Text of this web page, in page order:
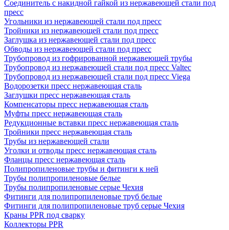
Соединитель с накидной гайкой из нержавеющей стали под
пресс
Угольники из нержавеющей стали под пресс
Тройники из нержавеющей стали под пресс
Заглушка из нержавеющей стали под пресс
Обводы из нержавеющей стали под пресс
Трубопровод из гофрированной нержавеющей трубы
Трубопровод из нержавеющей стали под пресс Valtec
Трубопровод из нержавеющей стали под пресс Viega
Водорозетки пресс нержавеющая сталь
Заглушки пресс нержавеющая сталь
Компенсаторы пресс нержавеющая сталь
Муфты пресс нержавеющая сталь
Редукционные вставки пресс нержавеющая сталь
Тройники пресс нержавеющая сталь
Трубы из нержавеющей стали
Уголки и отводы пресс нержавеющая сталь
Фланцы пресс нержавеющая сталь
Полипропиленовые трубы и фитинги к ней
Трубы полипропиленовые белые
Трубы полипропиленовые серые Чехия
Фитинги для полипропиленовые труб белые
Фитинги для полипропиленовые труб серые Чехия
Краны PPR под сварку
Коллекторы PPR